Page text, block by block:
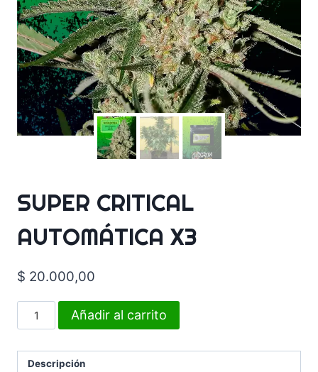
SUPER CRITICAL
AUTOMÁTICA X3
$ 20.000,00
Añadir al carrito
Descripción